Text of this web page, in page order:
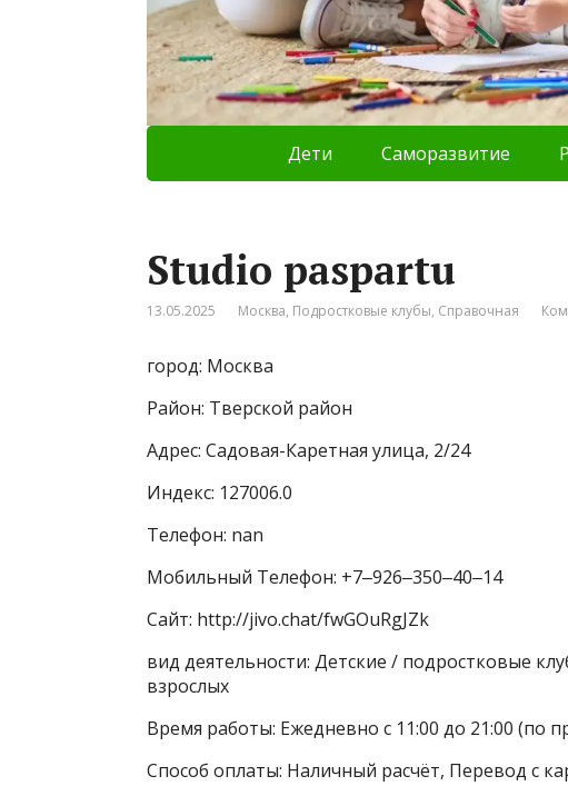
Дети Саморазвитие
Studio paspartu
13.05.2025 Москва, Подростковые клубы, Справочная
город: Москва
Район: Тверской район
Адрес: Садовая-Каретная улица, 2/24
Индекс: 127006.0
Телефон: nan
Мобильный Телефон: +7‒926‒350‒40‒14
Сайт: http://jivo.chat/fwGOuRgJZk
вид деятельности: Детские / подростковые
взрослых
Время работы: Ежедневно с 11:00 до 21:00 (по
Способ оплаты: Наличный расчёт, Перевод с